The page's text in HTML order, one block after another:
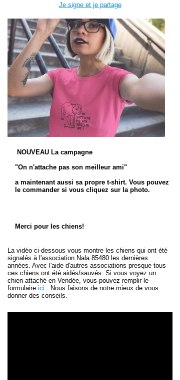
Je signe et je partage
NOUVEAU La campagne
"On n'attache pas son meilleur ami"
a maintenant aussi sa propre t-shirt. Vous pouvez
le commander si vous cliquez sur la photo.
Merci pour les chiens!
La vidéo ci-dessous vous montre les chiens qui ont été
signalés à l'association Nala 85480 les dernières
années. Avec l'aide d'autres associations presque tous
ces chiens ont été aidés/sauvés. Si vous voyez un
chien attaché en Vendée, vous pouvez remplir le
formulaire ici.
Nous faisons de notre mieux de vous
donner des conseils.